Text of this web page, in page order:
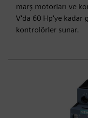
marş motorları ve
V'da 60 Hp'ye kadar
kontrolörler sunar.